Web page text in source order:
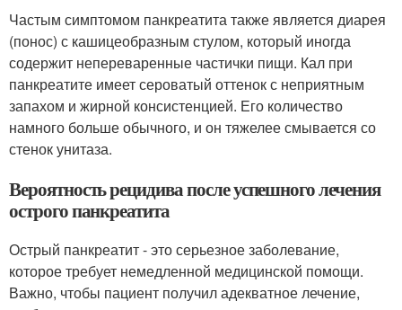
Частым симптомом панкреатита также является диарея
(понос) с кашицеобразным стулом, который иногда
содержит непереваренные частички пищи. Кал при
панкреатите имеет сероватый оттенок с неприятным
запахом и жирной консистенцией. Его количество
намного больше обычного, и он тяжелее смывается со
стенок унитаза.
Вероятность рецидива после успешного лечения
острого панкреатита
Острый панкреатит - это серьезное заболевание,
которое требует немедленной медицинской помощи.
Важно, чтобы пациент получил адекватное лечение,